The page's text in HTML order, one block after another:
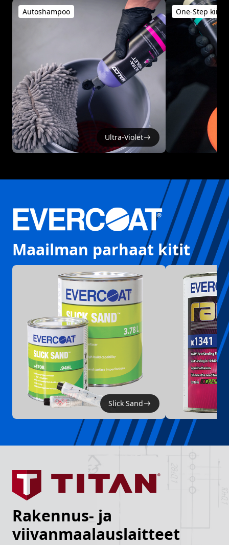
Autoshampoo
Ultra-Violet
One-Step
Maailman parhaat kitit
Slick Sand
Rakennus- ja
viivanmaalauslaitteet